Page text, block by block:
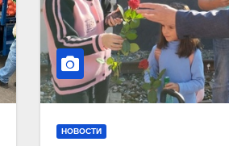
НОВОСТИ